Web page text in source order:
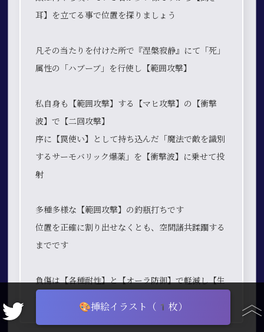
耳】を立てる事で位置を探りましょう
凡その当たりを付けた所で『涅槃寂静』にて「死」
属性の「ハブーブ」を行使し【範囲攻撃】
私自身も【範囲攻撃】する【マヒ攻撃】の【衝撃
波】で【二回攻撃】
序に【罠使い】として持ち込んだ「魔法で敵を識別
するサーモバリック爆薬」を【衝撃波】に乗せて投
射
多種多様な【範囲攻撃】の釣瓶打ちです
位置を正確に割り出せなくとも、空間諸共蹂躙する
までです
負傷は【各種耐性】と【オーラ防御】で軽減し【生
🎨挿絵イラスト（1枚）